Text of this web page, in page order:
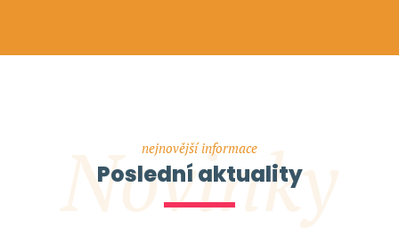
Novinky
nejnovější informace
Poslední aktuality